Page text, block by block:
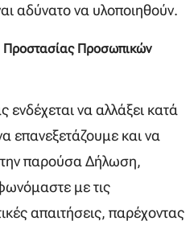
αδύνατο να υλοποιηθούν.
Προσωπικών
να αλλάξει κατά
επανεξετάζουμε και να
παρούσα Δήλωση,
με τις
απαιτήσεις, παρέχοντας